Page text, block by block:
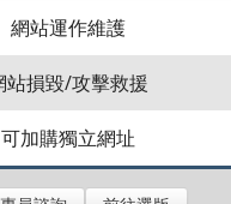
網站運作維護
站損毀/攻擊救援
可加購獨立網址